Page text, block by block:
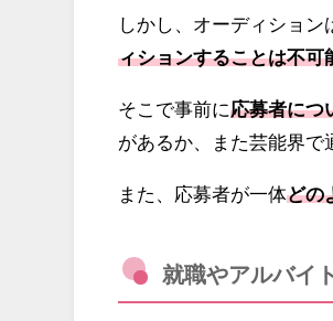
しかし、オーディショ
ィションすることは不可
そこで事前に応募者につ
があるか、また芸能界で
また、応募者が一体どの
就職やアルバイ